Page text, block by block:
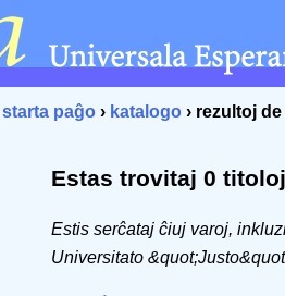
starta paĝo › katalogo › rezultoj
Estas trovitaj 0 titoloj
Estis serĉataj ĉiuj varoj,
Universitato